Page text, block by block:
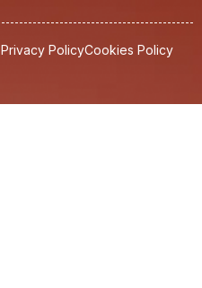
Privacy PolicyCookies Policy